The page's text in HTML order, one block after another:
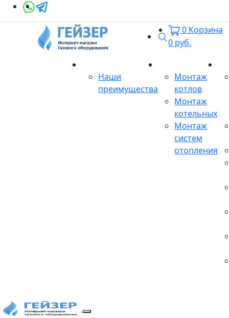
Поиск
0 Корзина
0 руб.
Наши
преимущества
Монтаж
котлов
Монтаж
котельных
Монтаж
систем
отопления